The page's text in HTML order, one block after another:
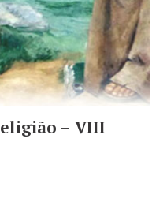
– VIII